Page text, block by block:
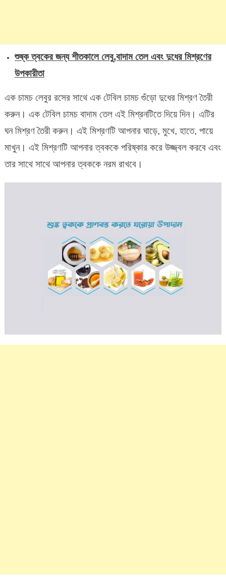
শুষ্ক ত্বকের জন্য শীতকালে লেবু,বাদাম তেল এবং দুধের মিশ্রণের
উপকারীতা
এক চামচ লেবুর রসের সাথে এক টেবিল চামচ গুঁড়ো দুধের মিশ্রণ তৈরী
করুন। এক টেবিল চামচ বাদাম তেল এই মিশ্রনটিতে দিয়ে দিন। এটির
ঘন মিশ্রণ তৈরী করুন। এই মিশ্রণটি আপনার ঘাড়ে, মুখে, হাতে, পায়ে
মাখুন। এই মিশ্রণটি আপনার ত্বককে পরিষ্কার করে উজ্জ্বল করবে এবং
তার সাথে সাথে আপনার ত্বককে নরম রাখবে।